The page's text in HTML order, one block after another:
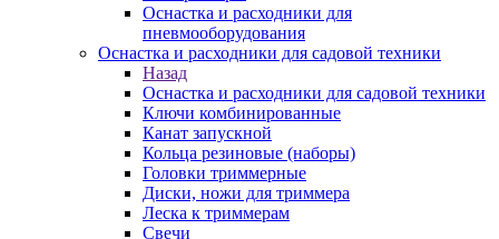
Оснастка и расходники для
пневмооборудования
Оснастка и расходники для садовой техники
Назад
Оснастка и расходники для садовой техники
Ключи комбинированные
Канат запускной
Кольца резиновые (наборы)
Головки триммерные
Диски, ножи для триммера
Леска к триммерам
Свечи